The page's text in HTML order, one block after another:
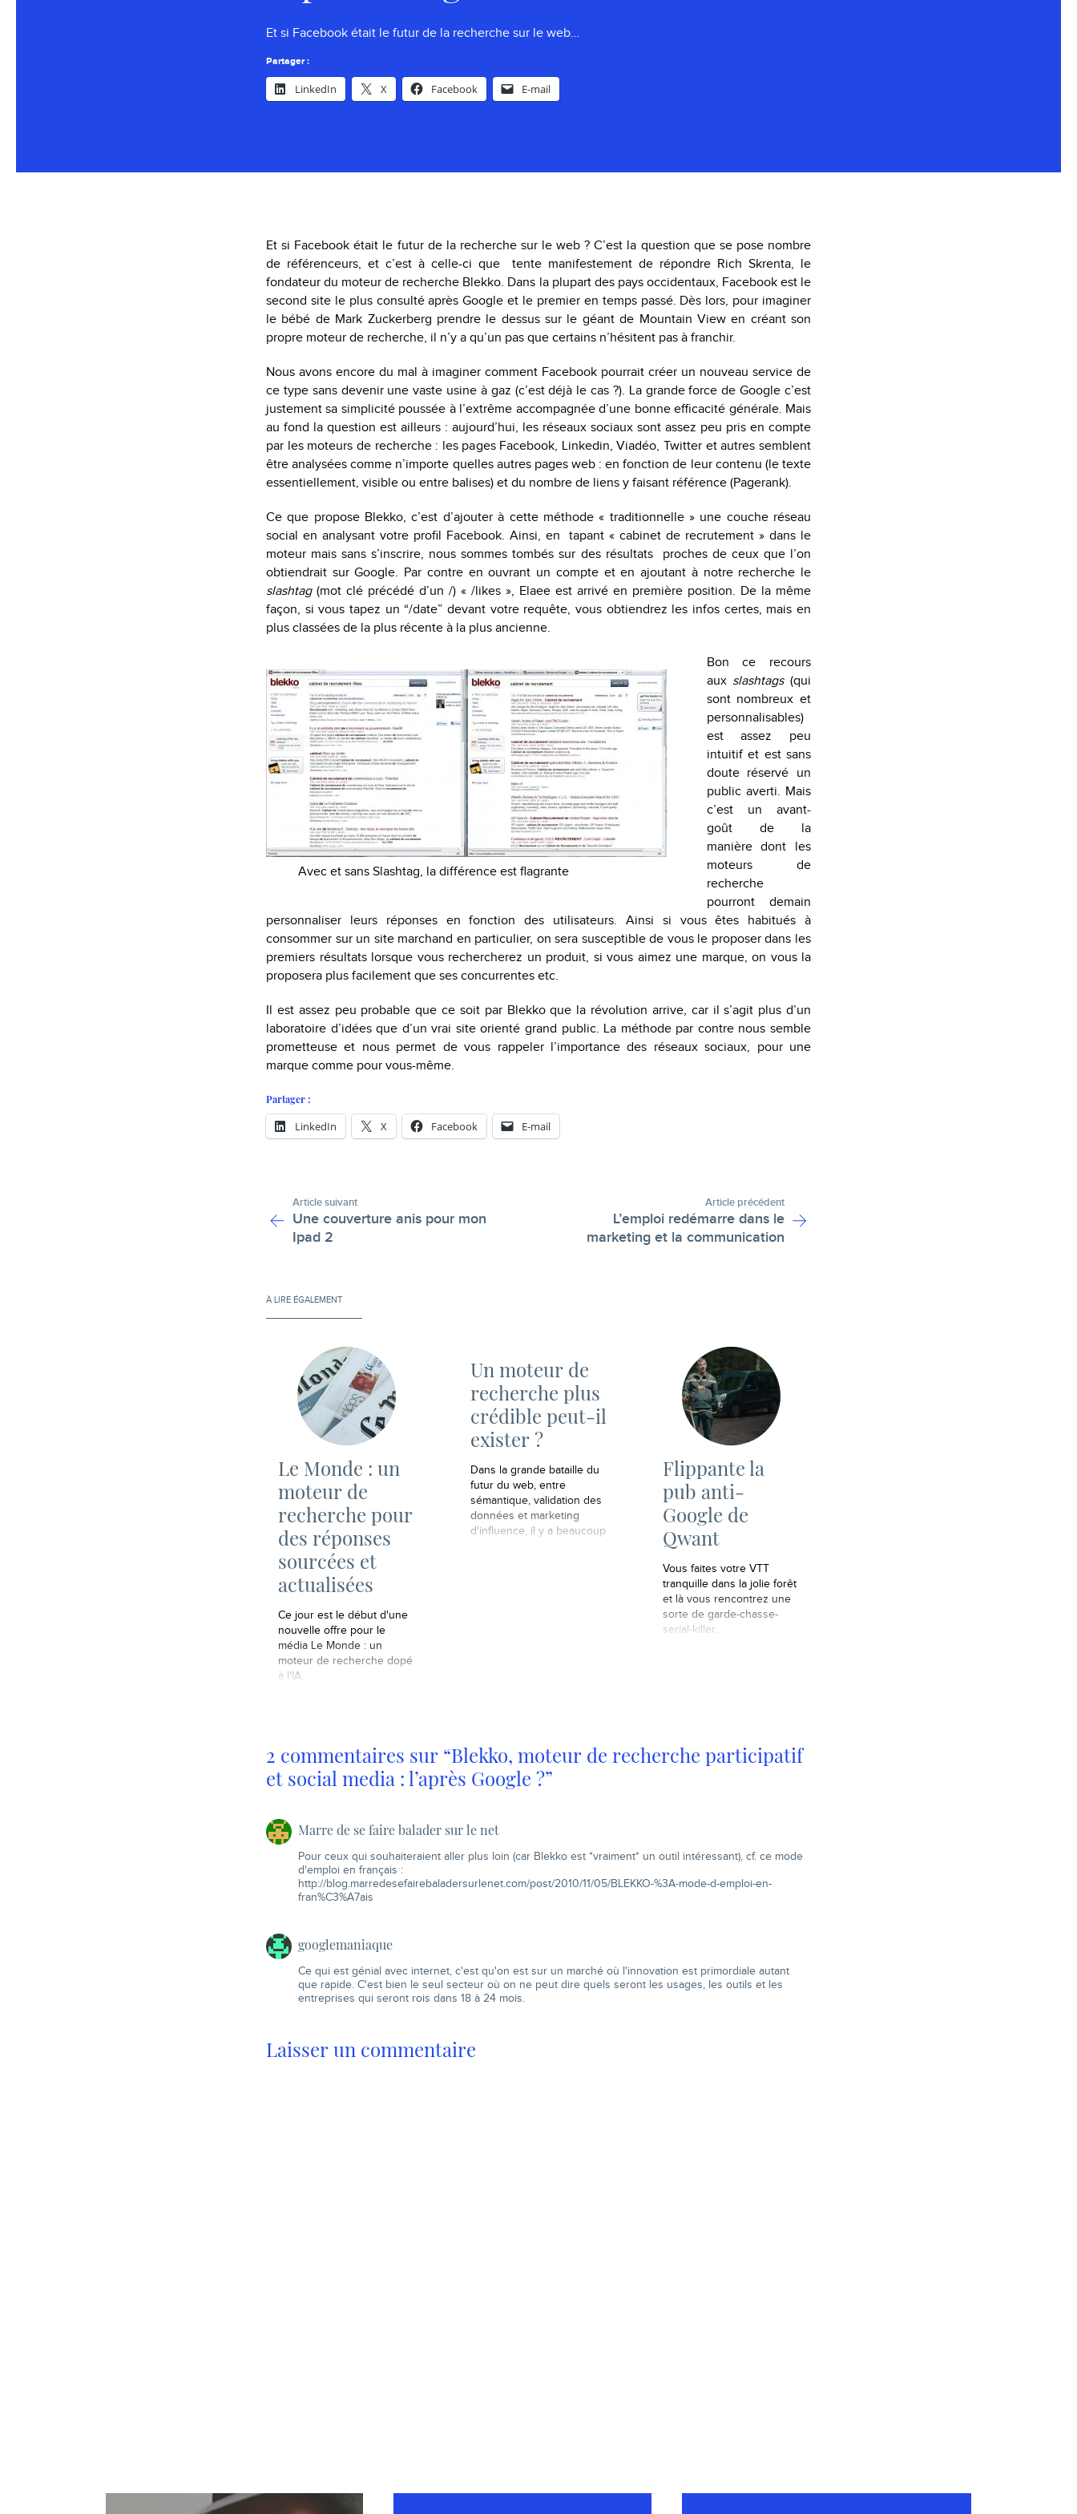
Et si Facebook était le futur de la recherche sur le web…
Partager :
LinkedIn X Facebook E-mail
Et si Facebook était le futur de la recherche sur le web ? C’est la question que se pose nombre
de référenceurs, et c’est à celle-ci que tente manifestement de répondre Rich Skrenta, le
fondateur du moteur de recherche Blekko. Dans la plupart des pays occidentaux, Facebook est le
second site le plus consulté après Google et le premier en temps passé. Dès lors, pour imaginer
le bébé de Mark Zuckerberg prendre le dessus sur le géant de Mountain View en créant son
propre moteur de recherche, il n’y a qu’un pas que certains n’hésitent pas à franchir.
Nous avons encore du mal à imaginer comment Facebook pourrait créer un nouveau service de
ce type sans devenir une vaste usine à gaz (c’est déjà le cas ?). La grande force de Google c’est
justement sa simplicité poussée à l’extrême accompagnée d’une bonne efficacité générale. Mais
au fond la question est ailleurs : aujourd’hui, les réseaux sociaux sont assez peu pris en compte
par les moteurs de recherche : les pages Facebook, Linkedin, Viadéo, Twitter et autres semblent
être analysées comme n’importe quelles autres pages web : en fonction de leur contenu (le texte
essentiellement, visible ou entre balises) et du nombre de liens y faisant référence (Pagerank).
Ce que propose Blekko, c’est d’ajouter à cette méthode « traditionnelle » une couche réseau
social en analysant votre profil Facebook. Ainsi, en tapant « cabinet de recrutement » dans le
moteur mais sans s’inscrire, nous sommes tombés sur des résultats proches de ceux que l’on
obtiendrait sur Google. Par contre en ouvrant un compte et en ajoutant à notre recherche le
slashtag (mot clé précédé d’un /) « /likes », Elaee est arrivé en première position. De la même
façon, si vous tapez un “/date” devant votre requête, vous obtiendrez les infos certes, mais en
plus classées de la plus récente à la plus ancienne.
Avec et sans Slashtag, la différence est flagrante
Bon ce recours
aux slashtags(qui
sont nombreux et
personnalisables)
est assez peu
intuitif et est sans
doute réservé un
public averti. Mais
c’est un avant-
goût de la
manière dont les
moteurs de
recherche
pourront demain
personnaliser leurs réponses en fonction des utilisateurs. Ainsi si vous êtes habitués à
consommer sur un site marchand en particulier, on sera susceptible de vous le proposer dans les
premiers résultats lorsque vous rechercherez un produit, si vous aimez une marque, on vous la
proposera plus facilement que ses concurrentes etc.
Il est assez peu probable que ce soit par Blekko que la révolution arrive, car il s’agit plus d’un
laboratoire d’idées que d’un vrai site orienté grand public. La méthode par contre nous semble
prometteuse et nous permet de vous rappeler l’importance des réseaux sociaux, pour une
marque comme pour vous-même.
Partager :
LinkedIn X Facebook E-mail
Article suivant
Une couverture anis pour mon
Ipad 2
Article précédent
L’emploi redémarre dans le
marketing et la communication
À LIRE ÉGALEMENT
Le Monde : un
moteur de
recherche pour
des réponses
sourcées et
actualisées
Ce jour est le début d'une
nouvelle offre pour le
média Le Monde : un
moteur de recherche dopé
à l'IA.
Un moteur de
recherche plus
crédible peut-il
exister ?
Dans la grande bataille du
futur du web, entre
sémantique, validation des
données et marketing
d'influence, il y a beaucoup
Flippante la
pub anti-
Google de
Qwant
Vous faites votre VTT
tranquille dans la jolie forêt
et là vous rencontrez une
sorte de garde-chasse-
serial-killer...
2 commentaires sur “Blekko, moteur de recherche participatif
et social media : l’après Google ?”
Marre de se faire balader sur le net
Pour ceux qui souhaiteraient aller plus loin (car Blekko est *vraiment* un outil intéressant), cf. ce mode
d'emploi en français :
http://blog.marredesefairebaladersurlenet.com/post/2010/11/05/BLEKKO-%3A-mode-d-emploi-en-
fran%C3%A7ais
googlemaniaque
Ce qui est génial avec internet, c'est qu'on est sur un marché où l'innovation est primordiale autant
que rapide. C'est bien le seul secteur où on ne peut dire quels seront les usages, les outils et les
entreprises qui seront rois dans 18 à 24 mois.
Laisser un commentaire